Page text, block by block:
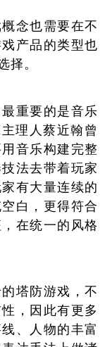
念也需要在不
产品的类型也
。
重要的是音乐
理人蔡近翰曾
音乐构建完整
法去带着玩家
有大量连续的
白，更得符合
在统一的风格
塔防游戏，不
，因此有更多
、人物的丰富